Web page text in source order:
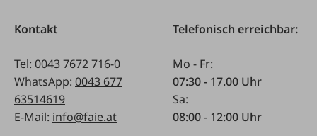
Kontakt
Tel: 0043 7672 716-0
WhatsApp: 0043 677
63514619
E-Mail: info@faie.at
Telefonisch erreichbar:
Mo - Fr:
07:30 - 17.00 Uhr
Sa:
08:00 - 12:00 Uhr